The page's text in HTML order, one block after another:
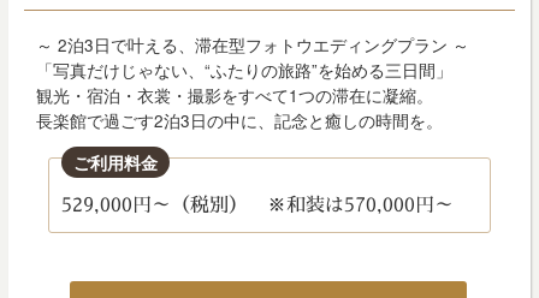
～ 2泊3日で叶える、滞在型フォトウエディングプラン ～
「写真だけじゃない、“ふたりの旅路”を始める三日間」
観光・宿泊・衣裳・撮影をすべて1つの滞在に凝縮。
長楽館で過ごす2泊3日の中に、記念と癒しの時間を。
ご利用料金
529,000円～（税別） ※和装は570,000円～